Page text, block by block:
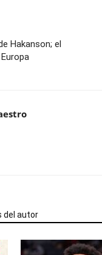
Hakanson; el
del autor